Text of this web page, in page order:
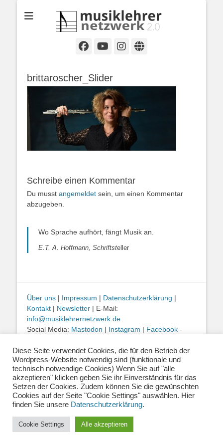
Selbständige Musikpädagoginnen und Musikpädagogen in
Wiesbaden
Facebook
YouTube
Instagram
Website
brittaroscher_Slider
Schreibe einen Kommentar
Du musst angemeldet sein, um einen Kommentar
abzugeben.
Wo Sprache aufhört, fängt Musik an.
E.T. A. Hoffmann, Schriftsteller
Über uns | Impressum | Datenschutzerklärung |
Kontakt | Newsletter | E-Mail:
info@musiklehrernetzwerk.de
Social Media: Mastodon | Instagram | Facebook -
Copyright © 2026Musiklehrernetzwerk 2.0. Alle Rechte vorbehalten.
Catch Base von Catch Themes
Diese Seite verwendet Cookies, die für den Betrieb der
Wordpress-Website notwendig sind (funktionale und
technisch notwendige Cookies) Wenn Sie auf "alle
akzeptieren" klicken geben Sie ihr Einverständnis für das
Setzen der Cookies. Zudem können Sie die gewünschten
Cookies auf der Seite "Cookie Settings" auswählen. Hier
finden Sie unsere Datenschutzerklärung.
Cookie Settings Alle akzeptieren